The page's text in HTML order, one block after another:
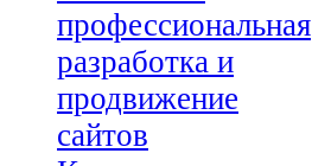
профессиональная
разработка и
продвижение
сайтов